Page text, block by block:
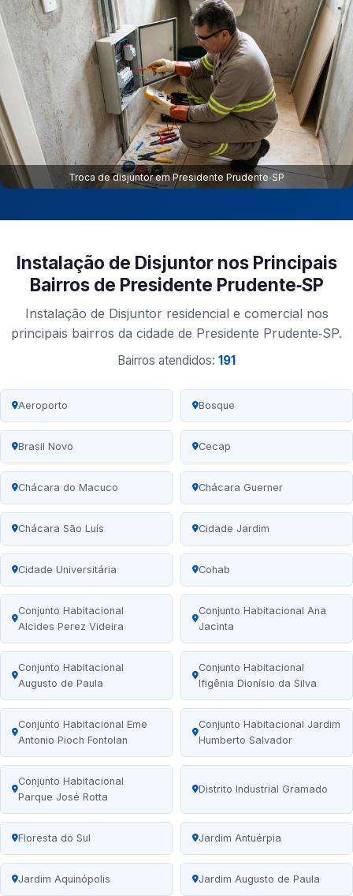
Troca de disjuntor em Presidente Prudente‑SP
Instalação de Disjuntor nos Principais
Bairros de Presidente Prudente‑SP
Instalação de Disjuntor residencial e comercial nos
principais bairros da cidade de Presidente Prudente‑SP.
Bairros atendidos: 191
Aeroporto Bosque
Brasil Novo Cecap
Chácara do Macuco Chácara Guerner
Chácara São Luís Cidade Jardim
Cidade Universitária Cohab
Conjunto Habitacional
Alcides Perez Videira
Conjunto Habitacional Ana
Jacinta
Conjunto Habitacional
Augusto de Paula
Conjunto Habitacional
Ifigênia Dionísio da Silva
Conjunto Habitacional Eme
Antonio Pioch Fontolan
Conjunto Habitacional Jardim
Humberto Salvador
Conjunto Habitacional
Parque José Rotta
Distrito Industrial Gramado
Floresta do Sul Jardim Antuérpia
Jardim Aquinópolis Jardim Augusto de Paula